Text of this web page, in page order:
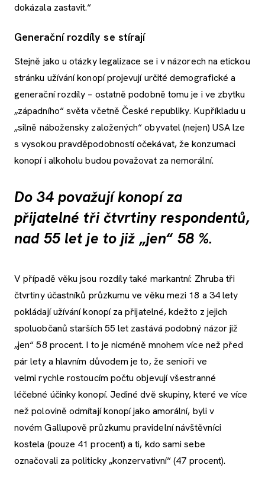
dokázala zastavit.“
Generační rozdíly se stírají
Stejně jako u otázky legalizace se i v názorech na etickou
stránku užívání konopí projevují určité demografické a
generační rozdíly – ostatně podobně tomu je i ve zbytku
„západního“ světa včetně České republiky. Kupříkladu u
„silně nábožensky založených“ obyvatel (nejen) USA lze
s vysokou pravděpodobností očekávat, že konzumaci
konopí i alkoholu budou považovat za nemorální.
Do 34 považují konopí za
přijatelné tři čtvrtiny respondentů,
nad 55 let je to již „jen“ 58 %.
V případě věku jsou rozdíly také markantní: Zhruba tři
čtvrtiny účastníků průzkumu ve věku mezi 18 a 34 lety
pokládají užívání konopí za přijatelné, kdežto z jejich
spoluobčanů starších 55 let zastává podobný názor již
„jen“ 58 procent. I to je nicméně mnohem více než před
pár lety a hlavním důvodem je to, že senioři ve
velmi rychle rostoucím počtu objevují všestranné
léčebné účinky konopí. Jediné dvě skupiny, které ve více
než polovině odmítají konopí jako amorální, byli v
novém Gallupově průzkumu pravidelní návštěvníci
kostela (pouze 41 procent) a ti, kdo sami sebe
označovali za politicky „konzervativní“ (47 procent).